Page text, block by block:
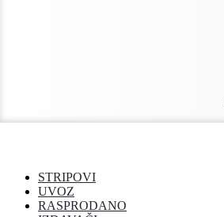
STRIPOVI
UVOZ
RASPRODANO